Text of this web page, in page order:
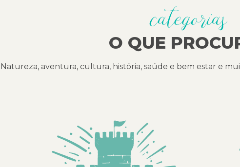
categorias
O QUE
Natureza, aventura, cultura, história, saúde e bem estar e